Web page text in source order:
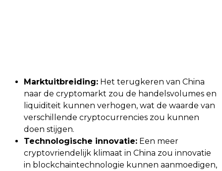
Marktuitbreiding: Het terugkeren van China
naar de cryptomarkt zou de handelsvolumes en
liquiditeit kunnen verhogen, wat de waarde van
verschillende cryptocurrencies zou kunnen
doen stijgen.
Technologische innovatie: Een meer
cryptovriendelijk klimaat in China zou innovatie
in blockchaintechnologie kunnen aanmoedigen,